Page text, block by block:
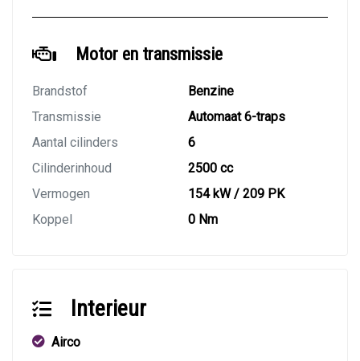
Motor en transmissie
Brandstof
Benzine
Transmissie
Automaat 6-traps
Aantal cilinders
6
Cilinderinhoud
2500 cc
Vermogen
154 kW / 209 PK
Koppel
0 Nm
Interieur
Airco